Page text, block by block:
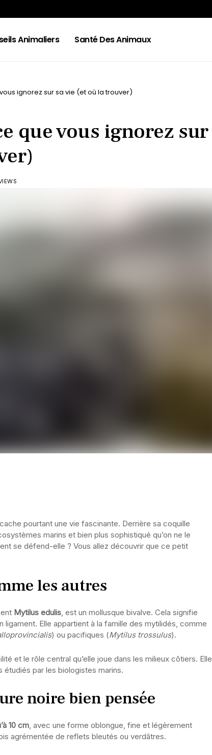
Animaliers Santé Des Animaux
ignorez sur sa vie (et où la trouver)
que vous ignorez sur
pourtant une vie fascinante. Derrière sa coquille
marins et bien plus sophistiqué qu’on ne le
se défend-elle ? Vous allez découvrir que ce petit
les autres
Mytilus edulis, est un mollusque bivalve. Cela signifie
ligament. Elle appartient à la famille des mytilidés, comme
) ou pacifiques (Mytilus trossulus).
et le rôle central qu’elle joue dans les milieux côtiers. Elle
étudiés par les biologistes marins.
noire bien pensée
10 cm, avec une forme oblongue, fine et légèrement
agrémentée de reflets bleutés ou verdâtres.